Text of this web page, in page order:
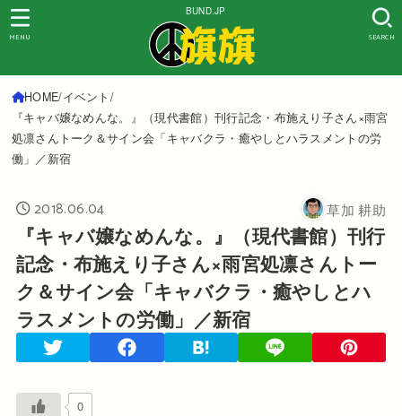
BUND.JP
SEARCH
MENU
HOME イベント
『キャバ嬢なめんな。』（現代書館）刊行記念・布施えり子さん×雨宮
処凛さんトーク＆サイン会「キャバクラ・癒やしとハラスメントの労
働」／新宿
2018.06.04 草加 耕助
『キャバ嬢なめんな。』（現代書館）刊行
記念・布施えり子さん×雨宮処凛さんトー
ク＆サイン会「キャバクラ・癒やしとハ
ラスメントの労働」／新宿
0